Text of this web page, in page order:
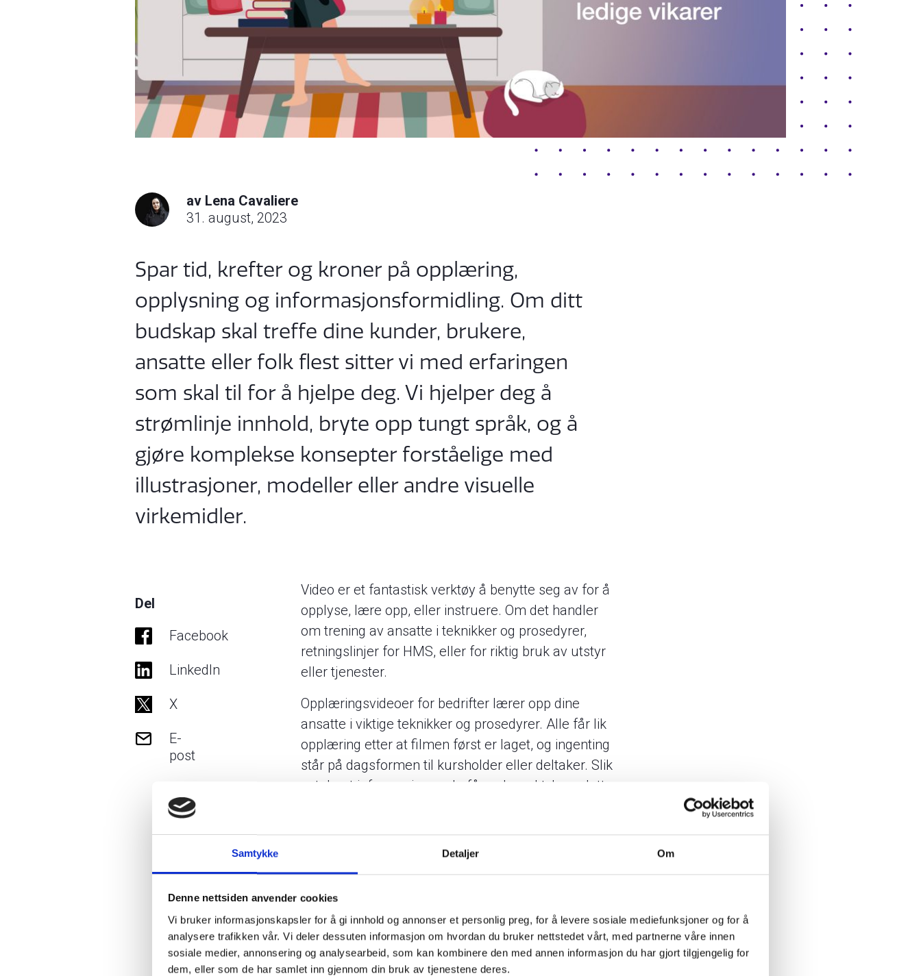
Samtykke Detaljer Om
Denne nettsiden anvender cookies
Vi bruker informasjonskapsler for å gi innhold og annonser et personlig preg, for å levere sosiale mediefunksjoner og for å
analysere trafikken vår. Vi deler dessuten informasjon om hvordan du bruker nettstedet vårt, med partnerne våre innen
sosiale medier, annonsering og analysearbeid, som kan kombinere den med annen informasjon du har gjort tilgjengelig for
dem, eller som de har samlet inn gjennom din bruk av tjenestene deres.
av Lena Cavaliere
31. august, 2023
Spar tid, krefter og kroner på opplæring,
opplysning og informasjonsformidling. Om ditt
budskap skal treffe dine kunder, brukere,
ansatte eller folk flest sitter vi med erfaringen
som skal til for å hjelpe deg. Vi hjelper deg å
strømlinje innhold, bryte opp tungt språk, og å
gjøre komplekse konsepter forståelige med
illustrasjoner, modeller eller andre visuelle
virkemidler.
Del
Facebook
LinkedIn
X
E-
post
Video er et fantastisk verktøy å benytte seg av for å
opplyse, lære opp, eller instruere. Om det handler
om trening av ansatte i teknikker og prosedyrer,
retningslinjer for HMS, eller for riktig bruk av utstyr
eller tjenester.
Opplæringsvideoer for bedrifter lærer opp dine
ansatte i viktige teknikker og prosedyrer. Alle får lik
opplæring etter at filmen først er laget, og ingenting
står på dagsformen til kursholder eller deltaker. Slik
vet du at informasjonen de får er korrekt, komplett
Etter en engangsinvestering i produktet har du et
verktøy som kan brukes igjen og igjen uten ekstra
kostnader, tidsbruk eller planlegging. Video har også
den fordelen fremfor fysisk kurs at en kan la de
ansatte se filmen når det passer for hver enkelt.
Skulle noe endre seg er det også lett å oppdatere
filmen og dele den i dine kanaler, slik at alle får